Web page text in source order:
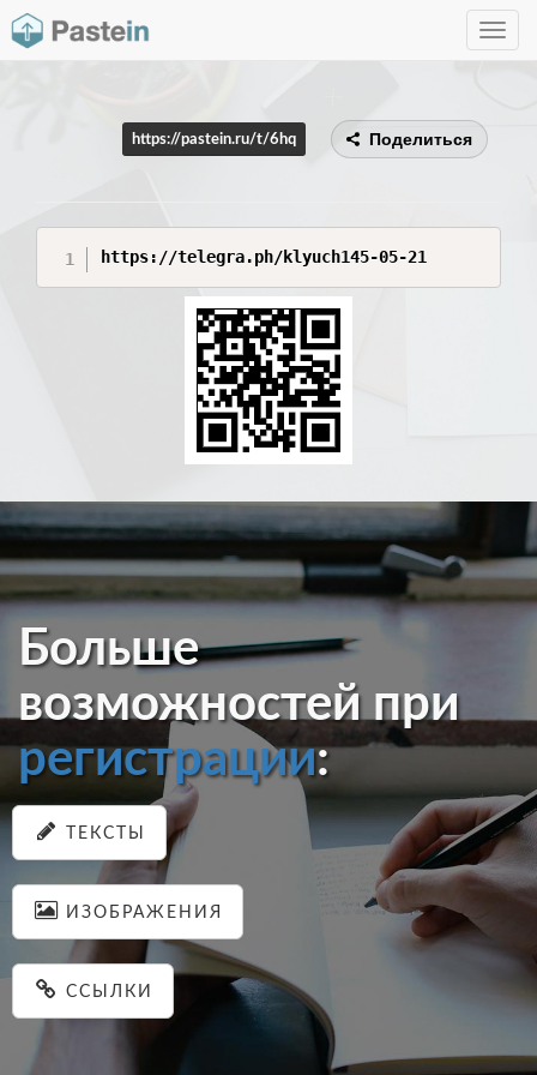
Toggle
https://pastein.ru/t/6hq Поделиться
https://telegra.ph/klyuch145-05-21
Больше
возможностей при
регистрации:
ТЕКСТЫ
ИЗОБРАЖЕНИЯ
ССЫЛКИ